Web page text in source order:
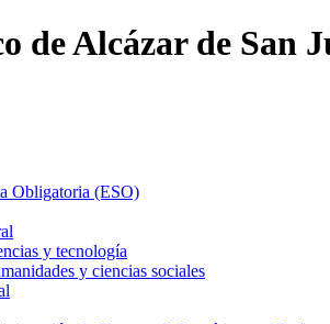
de Alcázar de San
Obligatoria (ESO)
y tecnología
y ciencias sociales